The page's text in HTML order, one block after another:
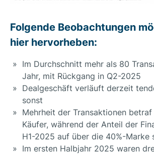
Folgende Beobachtungen
hier hervorheben:
Im Durchschnitt mehr als 80
Jahr, mit Rückgang in Q2-2025
Dealgeschäft verläuft derzeit
sonst
Mehrheit der Transaktionen
Käufer, während der Anteil der
H1-2025 auf über die 40%-Marke
Im ersten Halbjahr 2025 waren